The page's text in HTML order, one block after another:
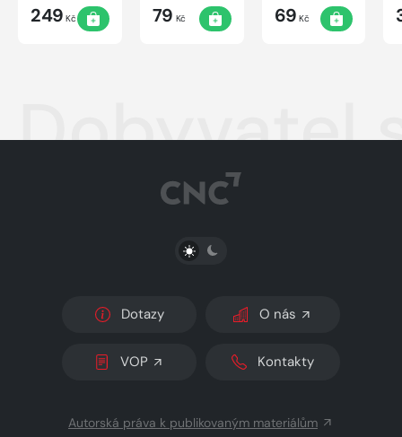
249 Kč 79 Kč 69 Kč
Dobyvatel
PŘEPNOUT SVĚTLÝ/TMAVÝ REŽIM
Dotazy O nás
VOP Kontakty
Autorská práva k publikovaným materiálům